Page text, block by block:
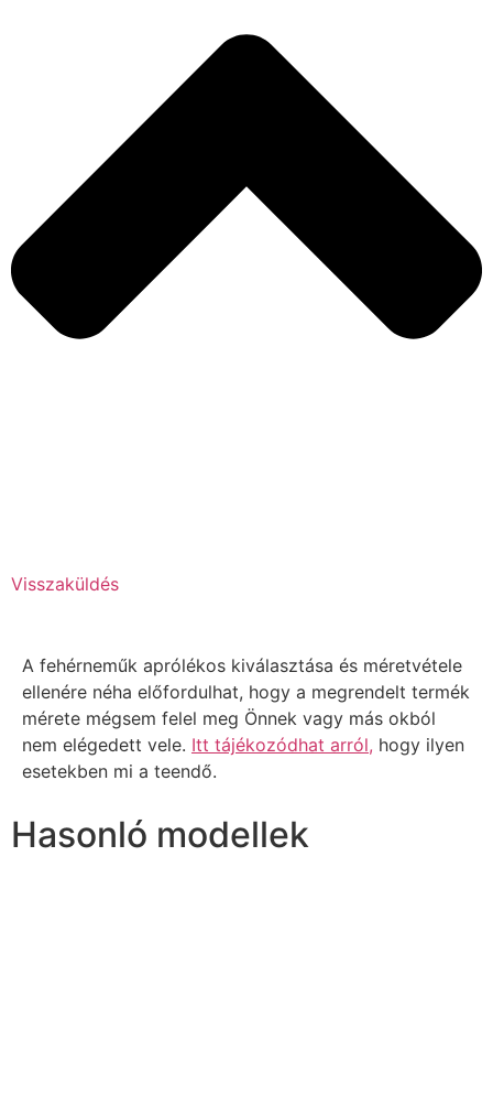
Visszaküldés
A fehérneműk aprólékos kiválasztása és méretvétele
ellenére néha előfordulhat, hogy a megrendelt termék
mérete mégsem felel meg Önnek vagy más okból
nem elégedett vele. Itt tájékozódhat arról, hogy ilyen
esetekben mi a teendő.
Hasonló modellek